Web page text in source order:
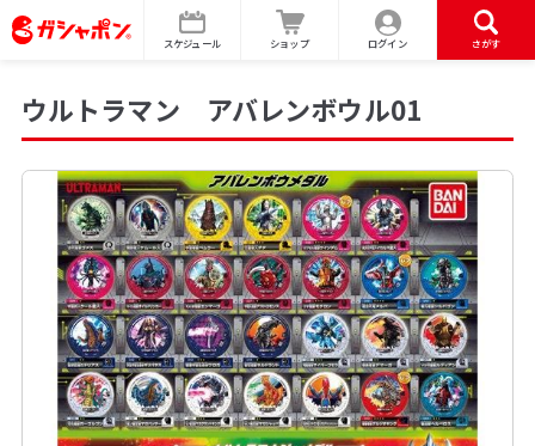
スケジュール ショップ ログイン さがす
ウルトラマン アバレンボウル01